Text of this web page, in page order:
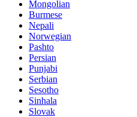
Mongolian
Burmese
Nepali
Norwegian
Pashto
Persian
Punjabi
Serbian
Sesotho
Sinhala
Slovak